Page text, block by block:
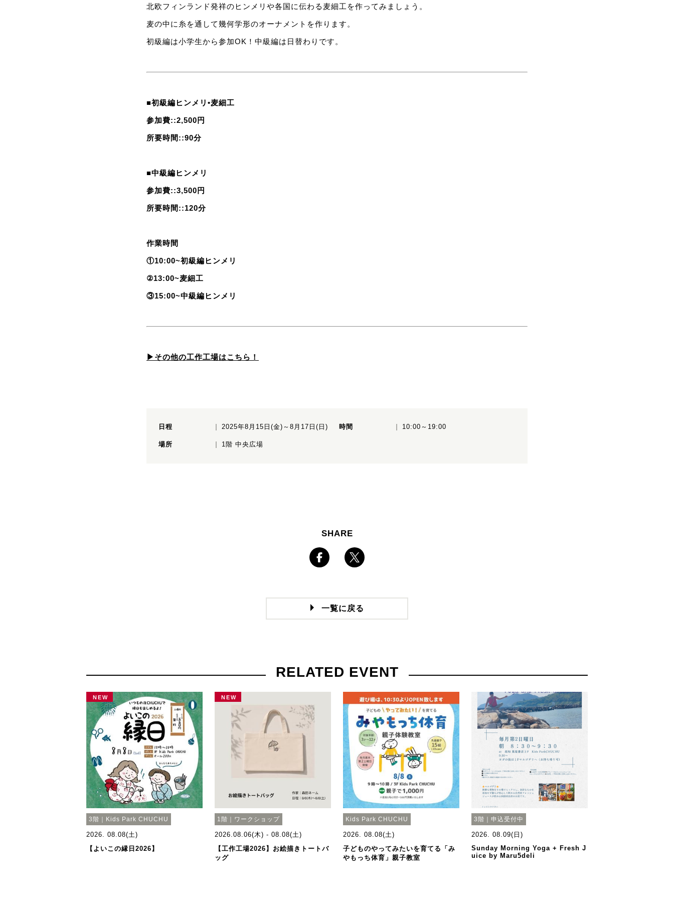
北欧フィンランド発祥のヒンメリや各国に伝わる麦細工を作ってみましょう。
麦の中に糸を通して幾何学形のオーナメントを作ります。
初級編は小学生から参加OK！中級編は日替わりです。
■初級編ヒンメリ•麦細工
参加費::2,500円
所要時間::90分
■中級編ヒンメリ
参加費::3,500円
所要時間::120分
作業時間
①10:00~初級編ヒンメリ
②13:00~麦細工
③15:00~中級編ヒンメリ
▶その他の工作工場はこちら！
日程 2025年8月15日(金)～8月17日(日) 時間 10:00～19:00
場所 1階 中央広場
SHARE
一覧に戻る
RELATED EVENT
NEW
3階｜Kids Park CHUCHU
2026. 08.08(土)
【よいこの縁日2026】
NEW
1階｜ワークショップ
2026.08.06(木) - 08.08(土)
【工作工場2026】お絵描きトートバ
ッグ
Kids Park CHUCHU
2026. 08.08(土)
子どものやってみたいを育てる「み
やもっち体育」親子教室
3階｜申込受付中
2026. 08.09(日)
Sunday Morning Yoga + Fresh J
uice by Maru5deli